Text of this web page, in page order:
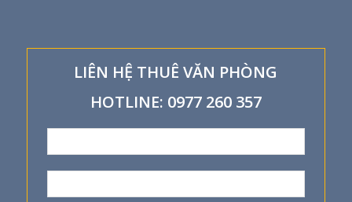
LIÊN HỆ THUÊ VĂN PHÒNG
HOTLINE: 0977 260 357